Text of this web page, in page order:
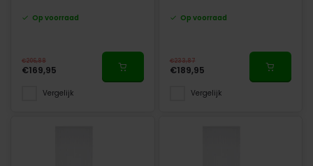
Op voorraad
€206,88
€169,95
Vergelijk
Op voorraad
€233,87
€189,95
Vergelijk